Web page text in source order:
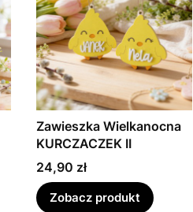
Zawieszka Wielkanocna
KURCZACZEK II
Cena
24,90 zł
Zobacz produkt